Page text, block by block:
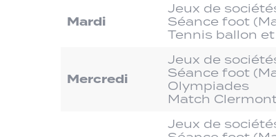
Mardi
Jeux de
Séance foot
Tennis ballon
Mercredi
Jeux de
Séance foot
Olympiades
Match
Jeux de